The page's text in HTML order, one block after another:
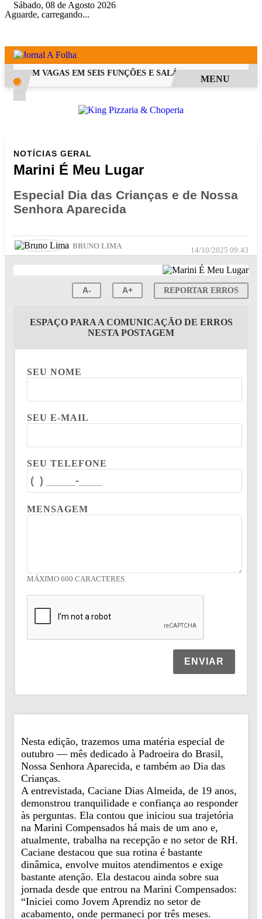
Aguarde, carregando...
Sábado, 08 de Agosto 2026
COM VAGAS EM SEIS FUNÇÕES E SALÁRIOS QUE CHEGAM A
MENU
NOTÍCIAS GERAL
Marini É Meu Lugar
Especial Dia das Crianças e de Nossa
Senhora Aparecida
BRUNO LIMA 14/10/2025 09:43
A- A+ REPORTAR ERROS
ESPAÇO PARA A COMUNICAÇÃO DE ERROS
NESTA POSTAGEM
SEU NOME
SEU E-MAIL
SEU TELEFONE
MENSAGEM
MÁXIMO 600 CARACTERES.
ENVIAR
Nesta edição, trazemos uma matéria especial de
outubro — mês dedicado à Padroeira do Brasil,
Nossa Senhora Aparecida, e também ao Dia das
Crianças.
A entrevistada, Caciane Dias Almeida, de 19 anos,
demonstrou tranquilidade e confiança ao responder
às perguntas. Ela contou que iniciou sua trajetória
na Marini Compensados há mais de um ano e,
atualmente, trabalha na recepção e no setor de RH.
Caciane destacou que sua rotina é bastante
dinâmica, envolve muitos atendimentos e exige
bastante atenção. Ela destacou ainda sobre sua
jornada desde que entrou na Marini Compensados:
“Iniciei como Jovem Aprendiz no setor de
acabamento, onde permaneci por três meses.